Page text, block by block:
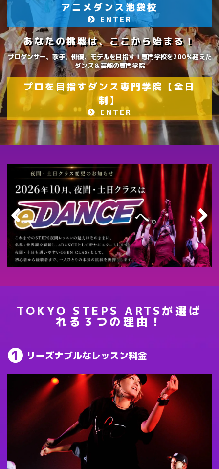
アニメダンス池袋校
ENTER
あなたの挑戦は、ここから始まる！
プロダンサー、歌手、俳優、モデルを目指す！専門学校を200％超えた
ダンス＆芸能の専門学院
プロを目指すダンス専門学院【全日
制】
ENTER
TOKYO STEPS ARTSが選ば
れる３つの理由！
リーズナブルなレッスン料金